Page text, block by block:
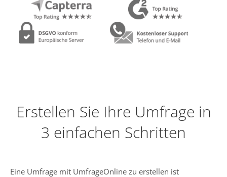
Erstellen Sie Ihre Umfrage in
3 einfachen Schritten
Eine Umfrage mit UmfrageOnline zu erstellen ist